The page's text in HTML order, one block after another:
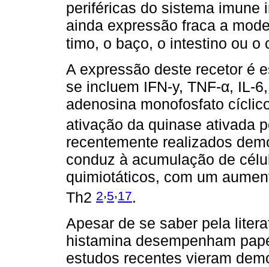
periféricas do sistema imune
ainda expressão fraca a
timo, o baço, o intestino ou o
A expressão deste recetor é
se incluem IFN-y, TNF-α, IL-
adenosina monofosfato
ativação da quinase ativada
recentemente realizados
conduz à acumulação de
quimiotáticos, com um
Th2 2,5,17.
Apesar de se saber pela
histamina desempenham
estudos recentes vieram